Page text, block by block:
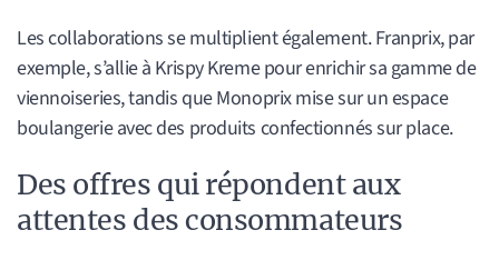
Les collaborations se multiplient également. Franprix, par
exemple, s’allie à Krispy Kreme pour enrichir sa gamme de
viennoiseries, tandis que Monoprix mise sur un espace
boulangerie avec des produits confectionnés sur place.
Des offres qui répondent aux
attentes des consommateurs